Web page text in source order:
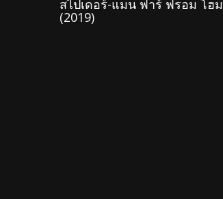
สไปเดอร์-แมน ฟาร์ ฟรอม โฮม
(2019)